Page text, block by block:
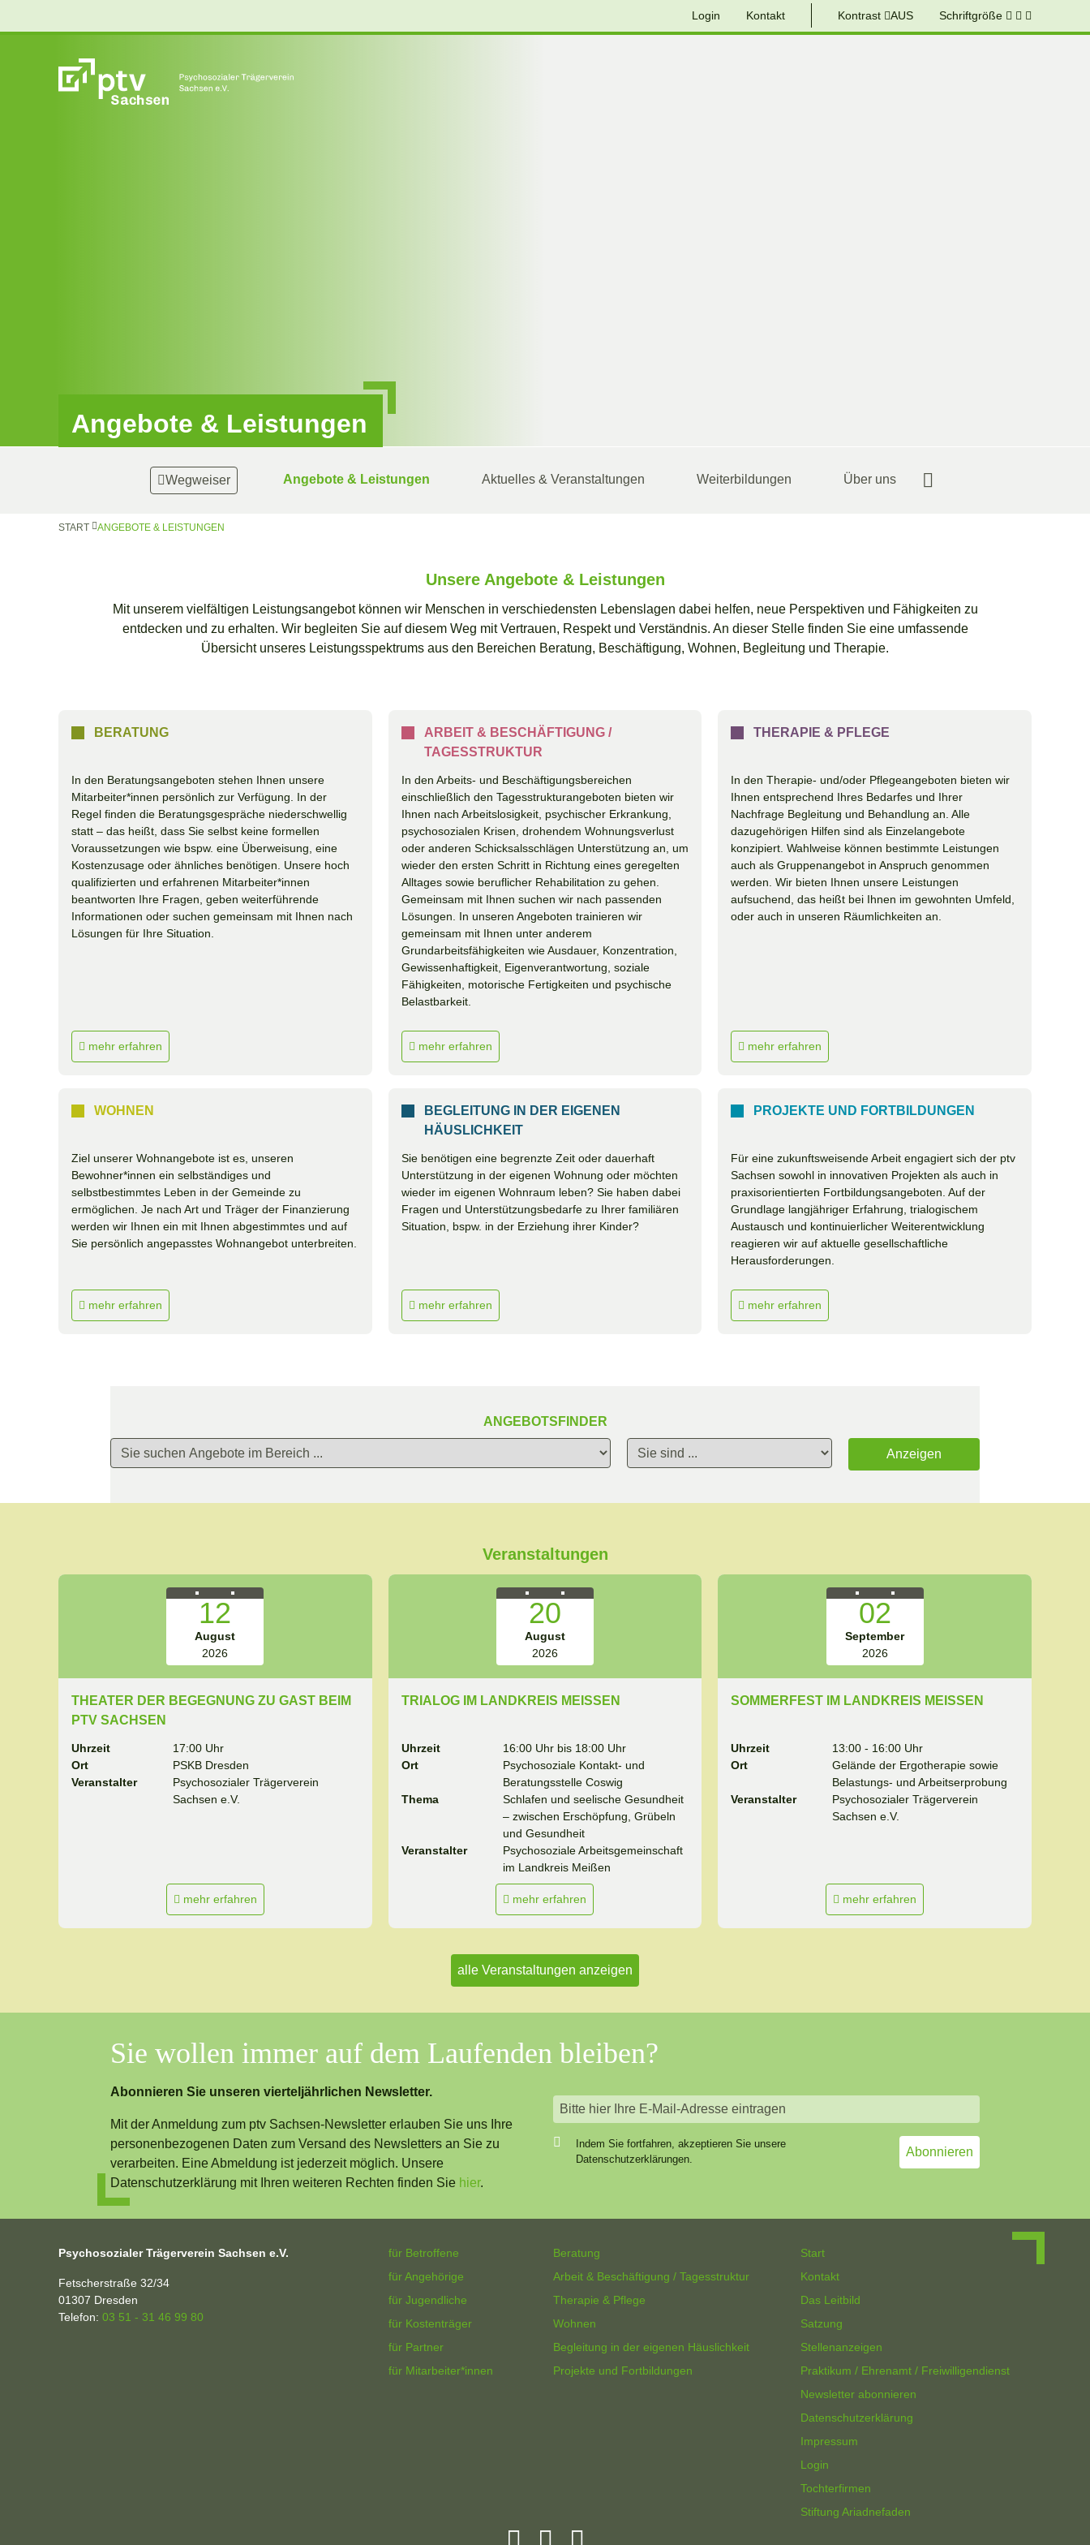
Login Kontakt Kontrast AUS Schriftgröße
Angebote & Leistungen
Wegweiser Angebote & Leistungen Aktuelles & Veranstaltungen Weiterbildungen Über uns
START ANGEBOTE & LEISTUNGEN
Unsere Angebote & Leistungen
Mit unserem vielfältigen Leistungsangebot können wir Menschen in verschiedensten Lebenslagen dabei helfen, neue Perspektiven und Fähigkeiten zu
entdecken und zu erhalten. Wir begleiten Sie auf diesem Weg mit Vertrauen, Respekt und Verständnis. An dieser Stelle finden Sie eine umfassende
Übersicht unseres Leistungsspektrums aus den Bereichen Beratung, Beschäftigung, Wohnen, Begleitung und Therapie.
BERATUNG
In den Beratungsangeboten stehen Ihnen unsere
Mitarbeiter*innen persönlich zur Verfügung. In der
Regel finden die Beratungsgespräche niederschwellig
statt – das heißt, dass Sie selbst keine formellen
Voraussetzungen wie bspw. eine Überweisung, eine
Kostenzusage oder ähnliches benötigen. Unsere hoch
qualifizierten und erfahrenen Mitarbeiter*innen
beantworten Ihre Fragen, geben weiterführende
Informationen oder suchen gemeinsam mit Ihnen nach
Lösungen für Ihre Situation.
mehr erfahren
ARBEIT & BESCHÄFTIGUNG /
TAGESSTRUKTUR
In den Arbeits- und Beschäftigungsbereichen
einschließlich den Tagesstrukturangeboten bieten wir
Ihnen nach Arbeitslosigkeit, psychischer Erkrankung,
psychosozialen Krisen, drohendem Wohnungsverlust
oder anderen Schicksalsschlägen Unterstützung an, um
wieder den ersten Schritt in Richtung eines geregelten
Alltages sowie beruflicher Rehabilitation zu gehen.
Gemeinsam mit Ihnen suchen wir nach passenden
Lösungen. In unseren Angeboten trainieren wir
gemeinsam mit Ihnen unter anderem
Grundarbeitsfähigkeiten wie Ausdauer, Konzentration,
Gewissenhaftigkeit, Eigenverantwortung, soziale
Fähigkeiten, motorische Fertigkeiten und psychische
Belastbarkeit.
mehr erfahren
THERAPIE & PFLEGE
In den Therapie- und/oder Pflegeangeboten bieten wir
Ihnen entsprechend Ihres Bedarfes und Ihrer
Nachfrage Begleitung und Behandlung an. Alle
dazugehörigen Hilfen sind als Einzelangebote
konzipiert. Wahlweise können bestimmte Leistungen
auch als Gruppenangebot in Anspruch genommen
werden. Wir bieten Ihnen unsere Leistungen
aufsuchend, das heißt bei Ihnen im gewohnten Umfeld,
oder auch in unseren Räumlichkeiten an.
mehr erfahren
WOHNEN
Ziel unserer Wohnangebote ist es, unseren
Bewohner*innen ein selbständiges und
selbstbestimmtes Leben in der Gemeinde zu
ermöglichen. Je nach Art und Träger der Finanzierung
werden wir Ihnen ein mit Ihnen abgestimmtes und auf
Sie persönlich angepasstes Wohnangebot unterbreiten.
mehr erfahren
BEGLEITUNG IN DER EIGENEN
HÄUSLICHKEIT
Sie benötigen eine begrenzte Zeit oder dauerhaft
Unterstützung in der eigenen Wohnung oder möchten
wieder im eigenen Wohnraum leben? Sie haben dabei
Fragen und Unterstützungsbedarfe zu Ihrer familiären
Situation, bspw. in der Erziehung ihrer Kinder?
mehr erfahren
PROJEKTE UND FORTBILDUNGEN
Für eine zukunftsweisende Arbeit engagiert sich der ptv
Sachsen sowohl in innovativen Projekten als auch in
praxisorientierten Fortbildungsangeboten. Auf der
Grundlage langjähriger Erfahrung, trialogischem
Austausch und kontinuierlicher Weiterentwicklung
reagieren wir auf aktuelle gesellschaftliche
Herausforderungen.
mehr erfahren
ANGEBOTSFINDER
Veranstaltungen
12
August
2026
THEATER DER BEGEGNUNG ZU GAST BEIM
PTV SACHSEN
Uhrzeit
17:00 Uhr
Ort
PSKB Dresden
Veranstalter
Psychosozialer Trägerverein
Sachsen e.V.
mehr erfahren
20
August
2026
TRIALOG IM LANDKREIS MEISSEN
Uhrzeit
16:00 Uhr bis 18:00 Uhr
Ort
Psychosoziale Kontakt- und
Beratungsstelle Coswig
Thema
Schlafen und seelische Gesundheit
– zwischen Erschöpfung, Grübeln
und Gesundheit
Veranstalter
Psychosoziale Arbeitsgemeinschaft
im Landkreis Meißen
mehr erfahren
02
September
2026
SOMMERFEST IM LANDKREIS MEISSEN
Uhrzeit
13:00 - 16:00 Uhr
Ort
Gelände der Ergotherapie sowie
Belastungs- und Arbeitserprobung
Veranstalter
Psychosozialer Trägerverein
Sachsen e.V.
mehr erfahren
alle Veranstaltungen anzeigen
Sie wollen immer auf dem Laufenden bleiben?
Abonnieren Sie unseren vierteljährlichen Newsletter.
Mit der Anmeldung zum ptv Sachsen-Newsletter erlauben Sie uns Ihre
personenbezogenen Daten zum Versand des Newsletters an Sie zu
verarbeiten. Eine Abmeldung ist jederzeit möglich. Unsere
Datenschutzerklärung mit Ihren weiteren Rechten finden Sie hier.
Indem Sie fortfahren, akzeptieren Sie unsere
Datenschutzerklärungen.
Psychosozialer Trägerverein Sachsen e.V.
Fetscherstraße 32/34
01307 Dresden
Telefon: 03 51 - 31 46 99 80
für Betroffene
für Angehörige
für Jugendliche
für Kostenträger
für Partner
für Mitarbeiter*innen
Beratung
Arbeit & Beschäftigung / Tagesstruktur
Therapie & Pflege
Wohnen
Begleitung in der eigenen Häuslichkeit
Projekte und Fortbildungen
Start
Kontakt
Das Leitbild
Satzung
Stellenanzeigen
Praktikum / Ehrenamt / Freiwilligendienst
Newsletter abonnieren
Datenschutzerklärung
Impressum
Login
Tochterfirmen
Stiftung Ariadnefaden